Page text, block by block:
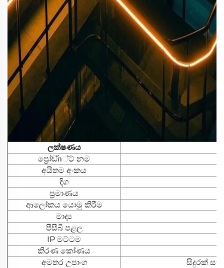
ලක්ෂණය
ප්‍රෝඩัก්ට් නම
අයිතම අංකය
දිග
ප්‍රමාණය
ආලෝකය යොමු කිරීම
මාද්‍ය
පීසීබී පළල
IP මට්ටම
කිරණ කෝණය
අමතර උපාංග
සිදුරක්